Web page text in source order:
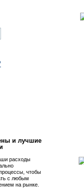
и лучшие
расходы
чтобы
с любым
на рынке.